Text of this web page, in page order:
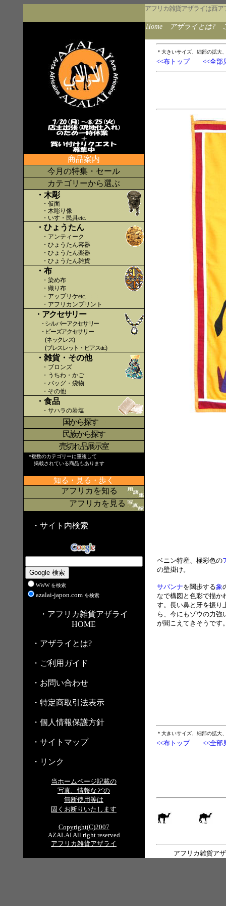
アフリカ雑貨アザライは西
Home アザライとは?
商品案内
今月の特集・セール
カテゴリーから選ぶ
・木彫
・仮面
・木彫り像
・いす・民具etc.
・ひょうたん
・アンティーク
・ひょうたん容器
・ひょうたん楽器
・ひょうたん雑貨
・布
・染め布
・織り布
・アップリケetc.
・アフリカンプリント
・アクセサリー
・シルバーアクセサリー
・ビーズアクセサリー
(ネックレス)
(ブレスレット・ピアスetc.)
・雑貨・その他
・ブロンズ
・うちわ・かご
・バッグ・袋物
・その他
・食品
・サハラの岩塩
国から探す〇
民族から探す
売切れ品展示室
*複数のカテゴリーに重複して
掲載されている商品もあります
知る・見る・歩く
アフリカを知る
アフリカを見る
・サイト内検索
WWW を検索
azalai-japon.com を検索
・アフリカ雑貨アザライ
HOME
・アザライとは?
・ご利用ガイド
・お問い合わせ
・特定商取引法表示
・個人情報保護方針
・サイトマップ
・リンク
当ホームページ記載の
写真、情報などの
無断使用等は
固くお断りいたします
Copyright(C)2007
AZALAI All right reserved
アフリカ雑貨アザライ
＊大きいサイズ、細部の拡大
<<布トップ <<全部
ベニン特産、極彩色の
の壁掛け。
サバンナを闊歩する象
なで構図と色彩で描か
す。長い鼻と牙を振り
ら、今にもゾウの力強
が聞こえてきそうです
＊大きいサイズ、細部の拡大
<<布トップ <<全部
アフリカ雑貨ア